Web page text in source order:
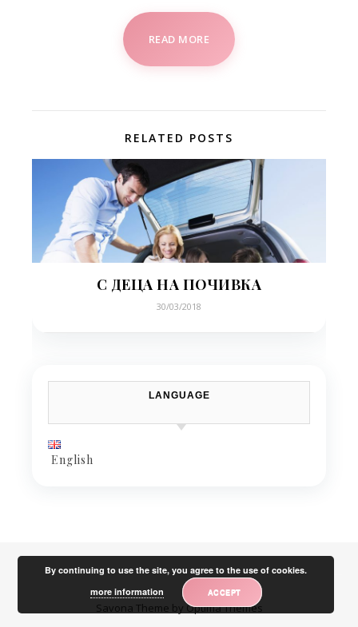
READ MORE
RELATED POSTS
С ДЕЦА НА ПОЧИВКА
30/03/2018
LANGUAGE
English
Savona Theme by Optima Themes
By continuing to use the site, you agree to the use of cookies.
more information
ACCEPT